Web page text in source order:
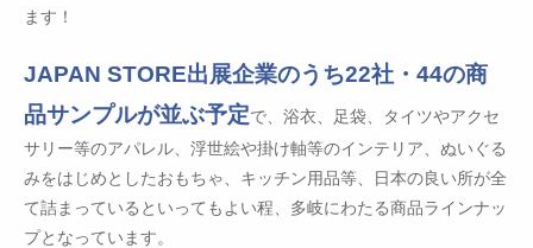
ます！
JAPAN STORE出展企業のうち22社・44の商
品サンプルが並ぶ予定で、浴衣、足袋、タイツやアクセ
サリー等のアパレル、浮世絵や掛け軸等のインテリア、ぬいぐる
みをはじめとしたおもちゃ、キッチン用品等、日本の良い所が全
て詰まっているといってもよい程、多岐にわたる商品ラインナッ
プとなっています。